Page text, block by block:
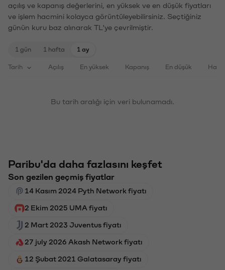
açılış ve kapanış değerlerini, en yüksek ve en düşük fiyatları
ve işlem hacmini kolayca görüntüleyebilirsiniz. Seçtiğiniz
günün kuru baz alınarak TL'ye çevrilmiştir.
1 gün 1 hafta 1 ay
Tarih Açılış En yüksek Kapanış En düşük
Bu tarih aralığı için veri bulunamadı.
Paribu'da daha fazlasını keşfet
Son gezilen geçmiş fiyatlar
14 Kasım 2024 Pyth Network fiyatı
2 Ekim 2025 UMA fiyatı
2 Mart 2023 Juventus fiyatı
27 july 2026 Akash Network fiyatı
12 Şubat 2021 Galatasaray fiyatı